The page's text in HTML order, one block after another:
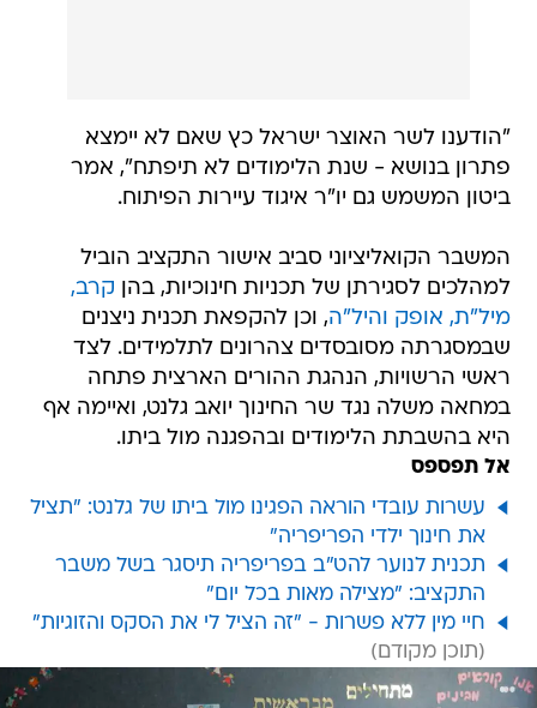
"הודענו לשר האוצר ישראל כץ שאם לא יימצא
פתרון בנושא - שנת הלימודים לא תיפתח", אמר
ביטון המשמש גם יו"ר איגוד עיירות הפיתוח.
המשבר הקואליציוני סביב אישור התקציב הוביל
למהלכים לסגירתן של תכניות חינוכיות, בהן קרב,
מיל"ת, אופק והיל"ה, וכן להקפאת תכנית ניצנים
שבמסגרתה מסובסדים צהרונים לתלמידים. לצד
ראשי הרשויות, הנהגת ההורים הארצית פתחה
במחאה משלה נגד שר החינוך יואב גלנט, ואיימה אף
היא בהשבתת הלימודים ובהפגנה מול ביתו.
אל תפספס
עשרות עובדי הוראה הפגינו מול ביתו של גלנט: "תציל
את חינוך ילדי הפריפריה"
תכנית לנוער להט"ב בפריפריה תיסגר בשל משבר
התקציב: "מצילה מאות בכל יום"
חיי מין ללא פשרות - "זה הציל לי את הסקס והזוגיות"